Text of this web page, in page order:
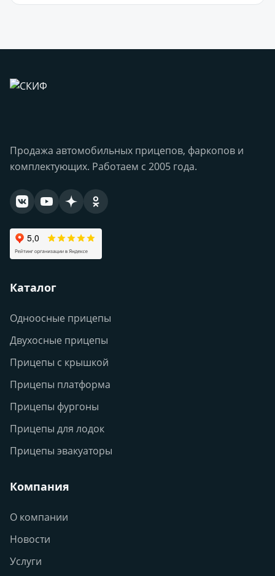
Продажа автомобильных прицепов, фаркопов и
комплектующих. Работаем с 2005 года.
Каталог
Одноосные прицепы
Двухосные прицепы
Прицепы с крышкой
Прицепы платформа
Прицепы фургоны
Прицепы для лодок
Прицепы эвакуаторы
Компания
О компании
Новости
Услуги